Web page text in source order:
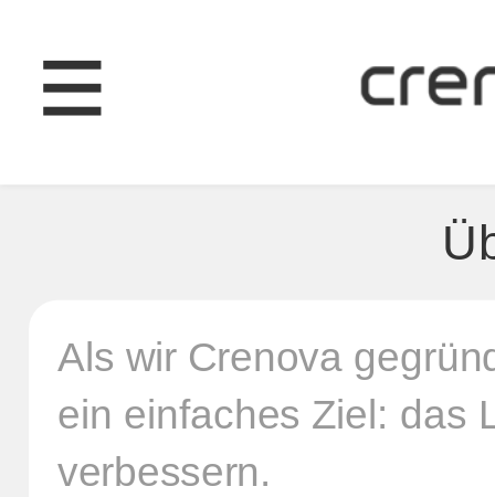
Als wir Crenova
ein einfaches Ziel: das
verbessern.